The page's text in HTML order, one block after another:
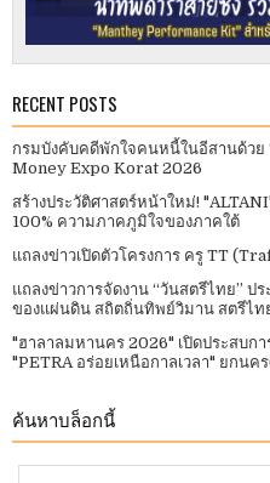
RECENT POSTS
กรมบังคับคดีพักใจคนหนี้ในอีสานด้วย
Money Expo Korat 2026
สร้างประวัติศาสตร์หน้าใหม่!
100% ความภาคภูมิใจของภาคใต้
แถลงข่าวเปิดตัวโครงการ ครู TT
แถลงข่าวการจัดงาน “วันสตรีไทย”
ของแผ่นดิน สถิตถิ่นทิพย์วิมาน สตรีไ
"ฮาลาลมหานคร 2026" เปิดประสบ
"PETRA อร่อยเหนือกาลเวลา" ยกนค
ค้นหาบล็อกนี้